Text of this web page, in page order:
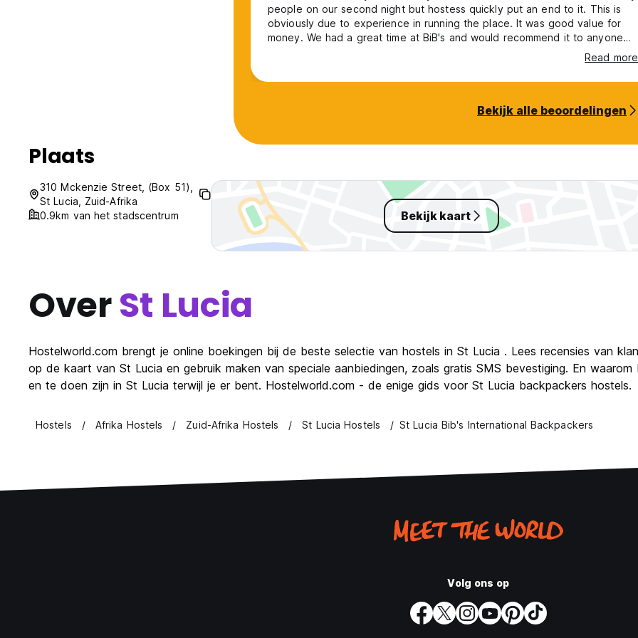
people on our second night but hostess quickly put an end to it. This is
obviously due to experience in running the place. It was good value for
money. We had a great time at BiB's and would recommend it to anyone
Read more
Bekijk alle beoordelingen
Plaats
310 Mckenzie Street, (Box 51),
St Lucia, Zuid-Afrika
0.9km van het stadscentrum
Bekijk kaart
OverSt Lucia
Hostelworld.com brengt je online boekingen bij de beste selectie van hostels in St Lucia . Lees recensies van
op de kaart van St Lucia en gebruik maken van speciale aanbiedingen, zoals gratis SMS bevestiging. En
en te doen zijn in St Lucia terwijl je er bent. Hostelworld.com - de enige gids voor St Lucia backpackers hostels.
Hostels Afrika Hostels Zuid-Afrika Hostels St Lucia Hostels St Lucia Bib's International Backpackers
Volg ons op